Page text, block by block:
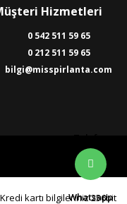
Hizmetleri
0 542 511 59 65
0 212 511 59 65
bilgi@misspirlanta.com
kartı bilgileriniz 256bit
Whatsapp